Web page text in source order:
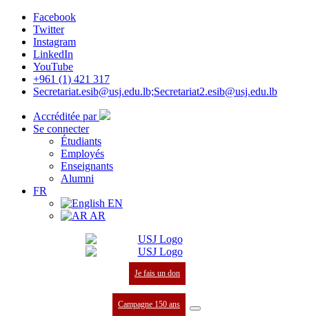
Facebook
Twitter
Instagram
LinkedIn
YouTube
+961 (1) 421 317
Secretariat.esib@usj.edu.lb;Secretariat2.esib@usj.edu.lb
Accréditée par
Se connecter
Étudiants
Employés
Enseignants
Alumni
FR
EN
AR
Je fais un don
Campagne 150 ans